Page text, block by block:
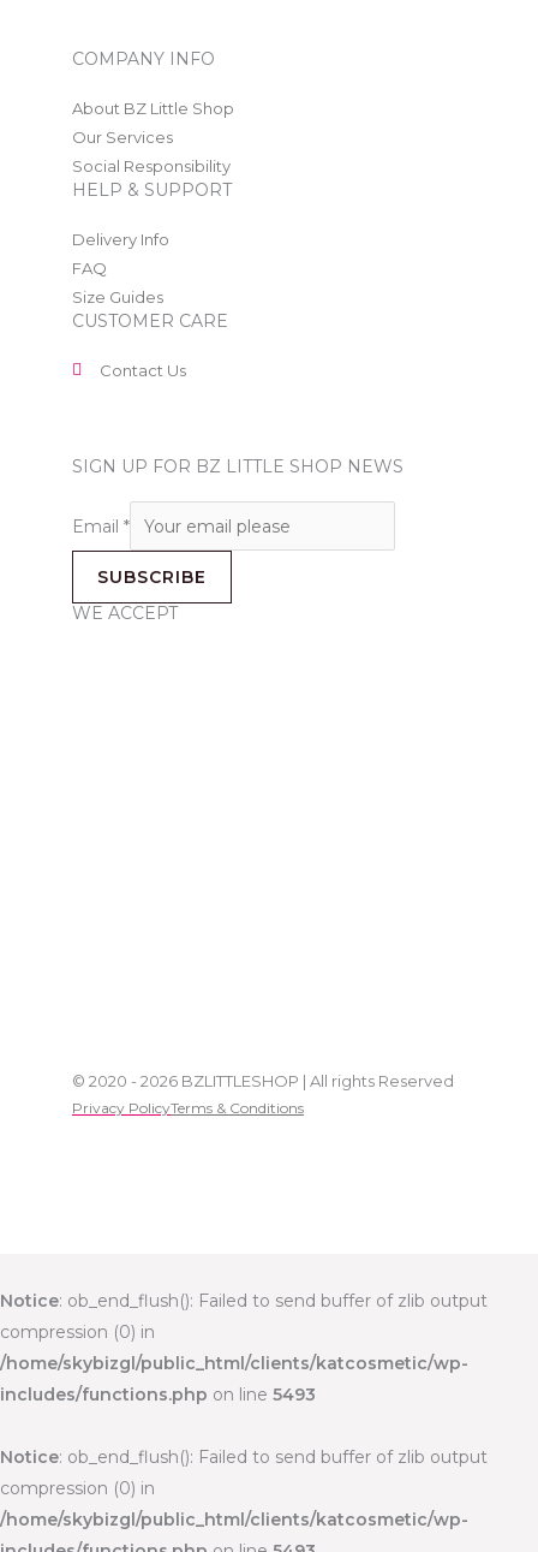
COMPANY INFO
About BZ Little Shop
Our Services
Social Responsibility
HELP & SUPPORT
Delivery Info
FAQ
Size Guides
CUSTOMER CARE
Contact Us
SIGN UP FOR BZ LITTLE SHOP NEWS
Email *
SUBSCRIBE
WE ACCEPT
© 2020 - 2026 BZLITTLESHOP | All rights Reserved
Privacy PolicyTerms & Conditions
Notice: ob_end_flush(): Failed to send buffer of zlib output
compression (0) in
/home/skybizgl/public_html/clients/katcosmetic/wp-
includes/functions.php on line 5493
Notice: ob_end_flush(): Failed to send buffer of zlib output
compression (0) in
/home/skybizgl/public_html/clients/katcosmetic/wp-